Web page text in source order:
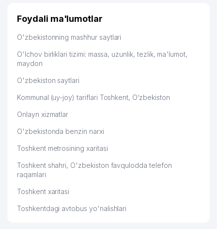
Foydali ma'lumotlar
O'zbekistonning mashhur saytlari
O'lchov birliklari tizimi: massa, uzunlik, tezlik, ma'lumot,
maydon
O'zbekiston saytlari
Kommunal (uy-joy) tariflari Toshkent, O‘zbekiston
Onlayn xizmatlar
O'zbekistonda benzin narxi
Toshkent metrosining xaritasi
Toshkent shahri, O'zbekiston favqulodda telefon
raqamlari
Toshkent xaritasi
Toshkentdagi avtobus yo'nalishlari